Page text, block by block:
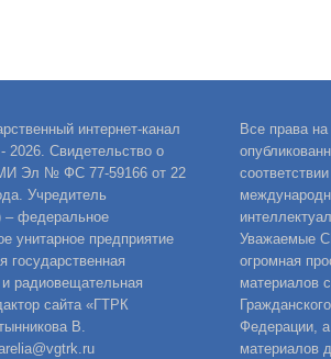
интернет-канал
2026. Свидетельство о
Эл № ФС 77-59166 от 22
Учредитель
– федеральное
унитарное предприятие
государственная
радиовещательная
сайта «ГТРК
В.
Все права
Уважаемые
огромная
материалов
Федерации,
материалов